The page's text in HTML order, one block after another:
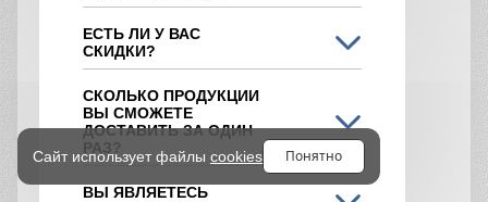
ЕСТЬ ЛИ У ВАС
СКИДКИ?
СКОЛЬКО ПРОДУКЦИИ
ВЫ СМОЖЕТЕ
ДОСТАВИТЬ ЗА ОДИН
РАЗ?
ВЫ ЯВЛЯЕТЕСЬ
Сайт использует файлы cookies Понятно